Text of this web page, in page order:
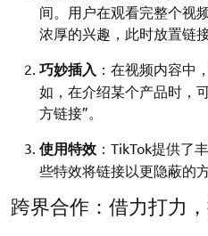
间。用户在观看完整个视
浓厚的兴趣，此时放置链
巧妙插入 ：在视频内容中
如，在介绍某个产品时，
方链接”。
使用特效 ：TikTok提供了
些特效将链接以更隐蔽的
跨界合作：借力打力